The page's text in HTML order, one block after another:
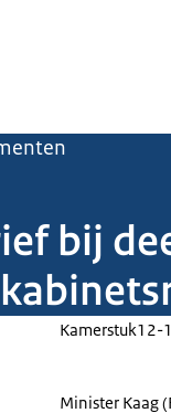
bij
Kamerstuk12-
Minister Kaag